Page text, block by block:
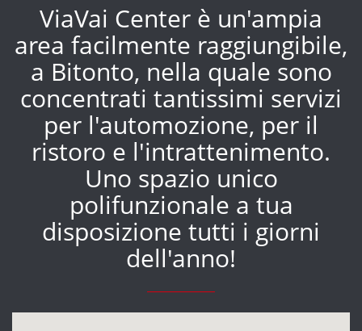
ViaVai Center è un'ampia
area facilmente raggiungibile,
a Bitonto, nella quale sono
concentrati tantissimi servizi
per l'automozione, per il
ristoro e l'intrattenimento.
Uno spazio unico
polifunzionale a tua
disposizione tutti i giorni
dell'anno!